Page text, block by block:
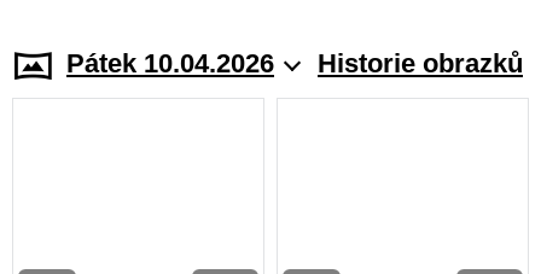
Pátek 10.04.2026 Historie obrazků